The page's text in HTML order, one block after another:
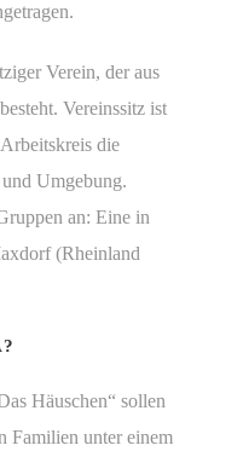
Verein, der aus
Vereinssitz ist
die
Umgebung.
an: Eine in
(Rheinland
Häuschen“ sollen
Familien unter einem